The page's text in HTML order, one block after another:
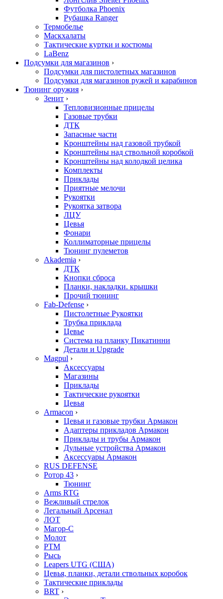
Футболка Phoenix
Рубашка Ranger
Термобелье
Маскхалаты
Тактические куртки и костюмы
LaBenz
Подсумки для магазинов ›
Подсумки для пистолетных магазинов
Подсумки для магазинов ружей и карабинов
Тюнинг оружия ›
Зенит ›
Тепловизионные прицелы
Газовые трубки
ДТК
Запасные части
Кронштейны над газовой трубкой
Кронштейны над ствольной коробкой
Кронштейны над колодкой целика
Комплекты
Приклады
Приятные мелочи
Рукоятки
Рукоятка затвора
ЛЦУ
Цевья
Фонари
Коллиматорные прицелы
Тюнинг пулеметов
Akademia ›
ДТК
Кнопки сброса
Планки, накладки. крышки
Прочий тюнинг
Fab-Defense ›
Пистолетные Рукоятки
Трубка приклада
Цевье
Система на планку Пикатинни
Детали и Upgrade
Magpul ›
Аксессуары
Магазины
Приклады
Тактические рукоятки
Цевья
Armacon ›
Цевья и газовые трубки Армакон
Адаптеры прикладов Армакон
Приклады и трубы Армакон
Дульные устройства Армакон
Аксессуары Армакон
RUS DEFENSE
Ротор 43 ›
Тюнинг
Arms RTG
Вежливый стрелок
Легальный Арсенал
ЛОТ
Магор-С
Молот
РТМ
Рысь
Leapers UTG (США)
Цевья, планки, детали ствольных коробок
Тактические приклады
BRT ›